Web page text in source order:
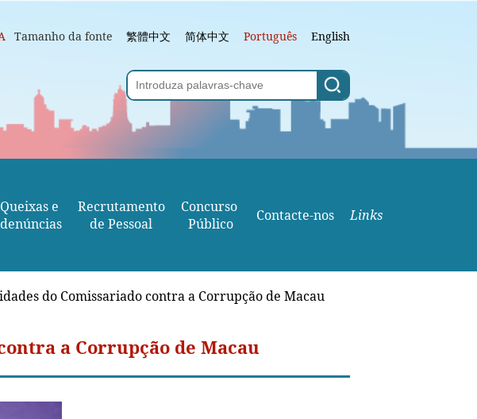
Tamanho da fonte 繁體中文 简体中文 Português English
Queixas e
denúncias
Recrutamento
de Pessoal
Concurso
Público
Contacte-nos Links
do Comissariado contra a Corrupção de Macau
a Corrupção de Macau